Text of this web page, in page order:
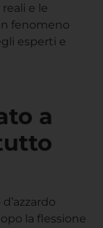
e le
fenomeno
esperti e
a
la flessione